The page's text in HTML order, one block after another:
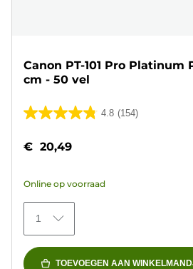
Canon PT-101 Pro Platinum
cm - 50 vel
4.8 (154)
4.8
de
sterren.
154
beoordelingen
€ 20,49
Online op voorraad
1
TOEVOEGEN AAN